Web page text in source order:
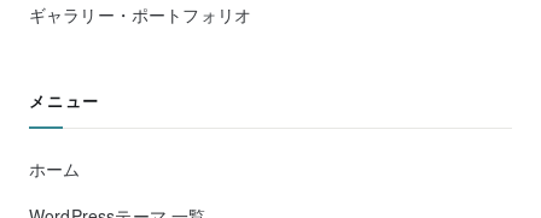
ギャラリー・ポートフォリオ
メニュー
ホーム